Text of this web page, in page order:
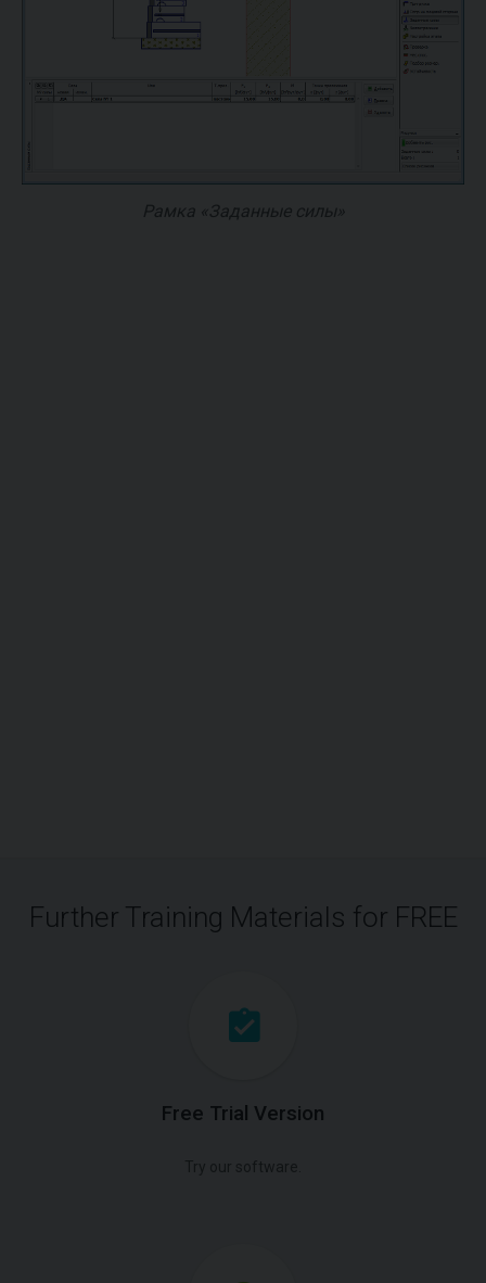
Рамка «Заданные силы»
Further Training Materials for FREE
Free Trial Version